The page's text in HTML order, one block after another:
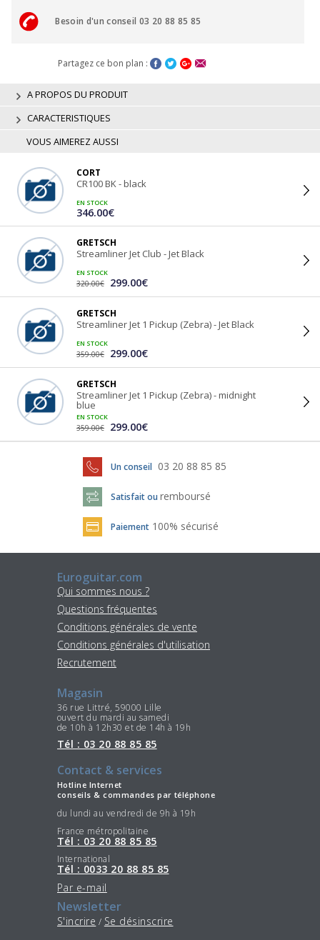
Besoin d'un conseil 03 20 88 85 85
Partagez ce bon plan :
A PROPOS DU PRODUIT
CARACTERISTIQUES
VOUS AIMEREZ AUSSI
CORT
CR100 BK - black
EN STOCK
346.00€
GRETSCH
Streamliner Jet Club - Jet Black
EN STOCK
320.00€ 299.00€
GRETSCH
Streamliner Jet 1 Pickup (Zebra) - Jet Black
EN STOCK
359.00€ 299.00€
GRETSCH
Streamliner Jet 1 Pickup (Zebra) - midnight
blue
EN STOCK
359.00€ 299.00€
Un conseil 03 20 88 85 85
Satisfait ou remboursé
Paiement 100% sécurisé
Euroguitar.com
Qui sommes nous ?
Questions fréquentes
Conditions générales de vente
Conditions générales d'utilisation
Recrutement
Magasin
36 rue Littré, 59000 Lille
ouvert du mardi au samedi
de 10h à 12h30 et de 14h à 19h
Tél : 03 20 88 85 85
Contact & services
Hotline Internet
conseils & commandes par téléphone
du lundi au vendredi de 9h à 19h
France métropolitaine
Tél : 03 20 88 85 85
International
Tél : 0033 20 88 85 85
Par e-mail
Newsletter
S'incrire / Se désinscrire